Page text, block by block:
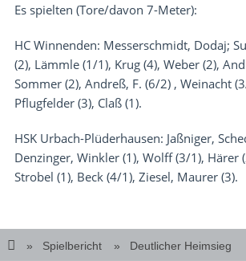
Es spielten (Tore/davon 7-Meter):
HC Winnenden: Messerschmidt, Dodaj;
(2), Lämmle (1/1), Krug (4), Weber (2),
Sommer (2), Andreß, F. (6/2) , Weinacht
Pflugfelder (3), Claß (1).
HSK Urbach-Plüderhausen: Jaßniger,
Denzinger, Winkler (1), Wolff (3/1), Härer
Strobel (1), Beck (4/1), Ziesel, Maurer (3).
Spielbericht Deutlicher Heimsieg